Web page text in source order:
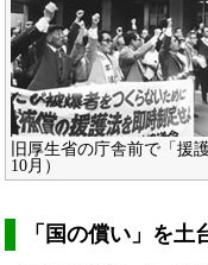
旧厚生省の庁舎前で「援
10月）
「国の償い」を土